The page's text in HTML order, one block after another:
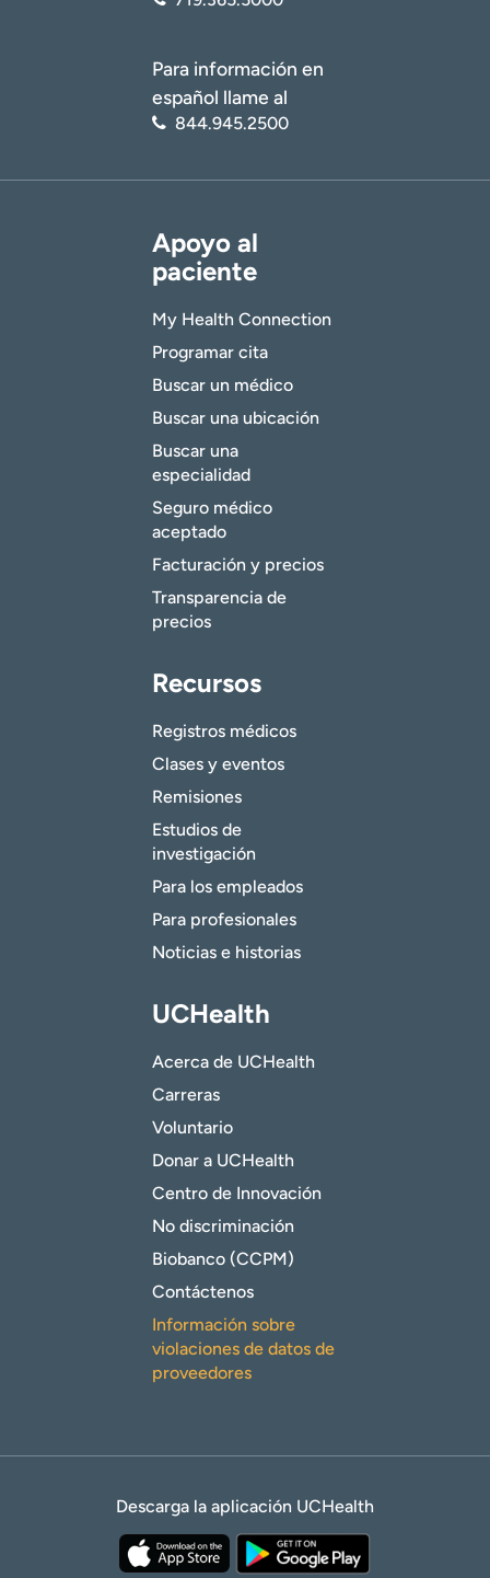
Para información en
español llame al
844.945.2500
Apoyo al
paciente
My Health Connection
Programar cita
Buscar un médico
Buscar una ubicación
Buscar una
especialidad
Seguro médico
aceptado
Facturación y precios
Transparencia de
precios
Recursos
Registros médicos
Clases y eventos
Remisiones
Estudios de
investigación
Para los empleados
Para profesionales
Noticias e historias
UCHealth
Acerca de UCHealth
Carreras
Voluntario
Donar a UCHealth
Centro de Innovación
No discriminación
Biobanco (CCPM)
Contáctenos
Información sobre
violaciones de datos de
proveedores
Descarga la aplicación UCHealth